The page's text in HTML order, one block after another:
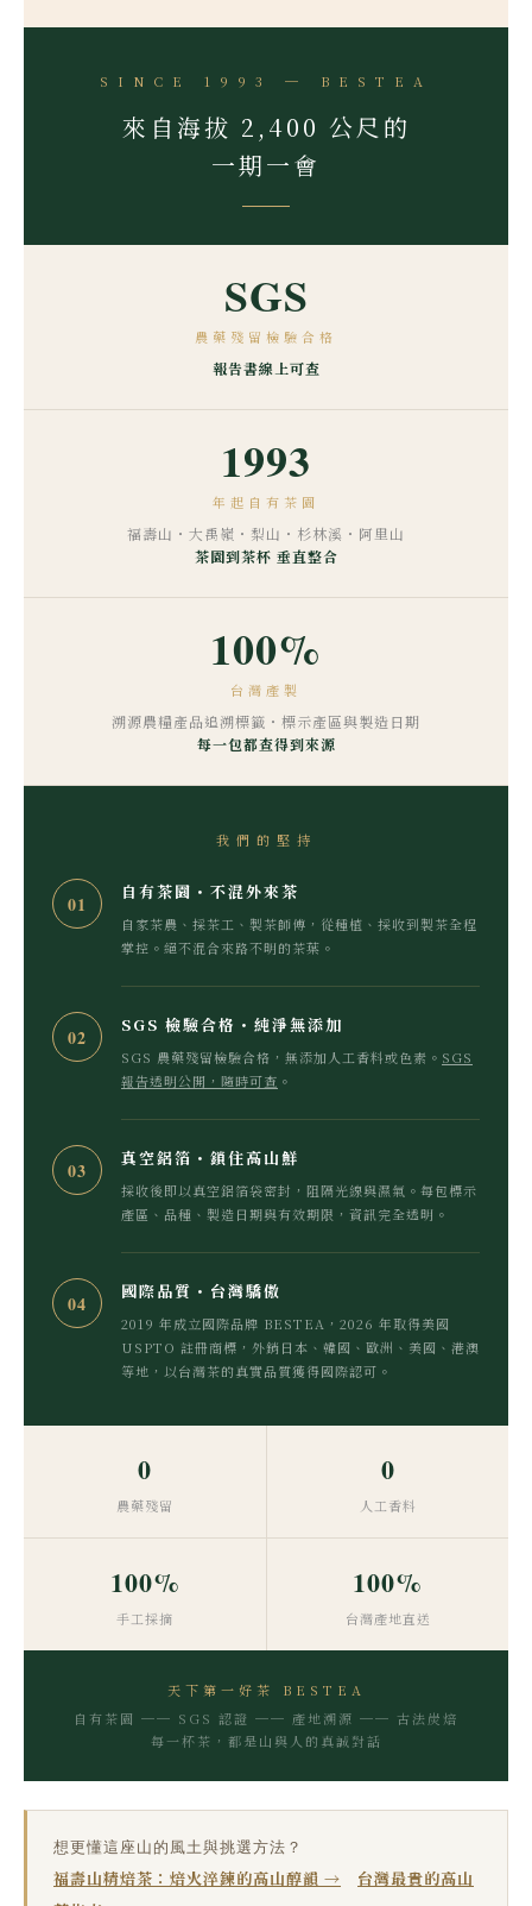
SINCE 1993 ─ BESTEA
來自海拔 2,400 公尺的
一期一會
SGS
農藥殘留檢驗合格
報告書線上可查
1993
年起自有茶園
福壽山・大禹嶺・梨山・杉林溪・阿里山
茶園到茶杯 垂直整合
100%
台灣產製
溯源農糧產品追溯標籤・標示產區與製造日期
每一包都查得到來源
我們的堅持
01
自有茶園・不混外來茶
自家茶農、採茶工、製茶師傅，從種植、採收到製茶全程
掌控。絕不混合來路不明的茶葉。
02
SGS 檢驗合格・純淨無添加
SGS 農藥殘留檢驗合格，無添加人工香料或色素。 SGS
報告透明公開，隨時可查 。
03
真空鋁箔・鎖住高山鮮
採收後即以真空鋁箔袋密封，阻隔光線與濕氣。每包標示
產區、品種、製造日期與有效期限，資訊完全透明。
04
國際品質・台灣驕傲
2019 年成立國際品牌 BESTEA，2026 年取得美國
USPTO 註冊商標，外銷日本、韓國、歐洲、美國、港澳
等地，以台灣茶的真實品質獲得國際認可。
0
農藥殘留
0
人工香料
100%
手工採摘
100%
台灣產地直送
天下第一好茶 BESTEA
自有茶園 ── SGS 認證 ── 產地溯源 ── 古法炭焙
每一杯茶，都是山與人的真誠對話
想更懂這座山的風土與挑選方法？
福壽山精焙茶：焙火淬鍊的高山醇韻 →
台灣最貴的高山